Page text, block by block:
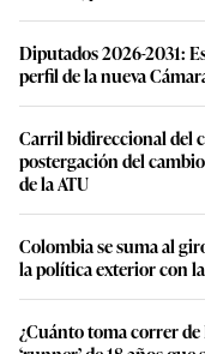
Diputados 2026-2031:
perfil de la nueva
Carril bidireccional del
postergación del
de la ATU
Colombia se suma al
la política exterior con
¿Cuánto toma correr